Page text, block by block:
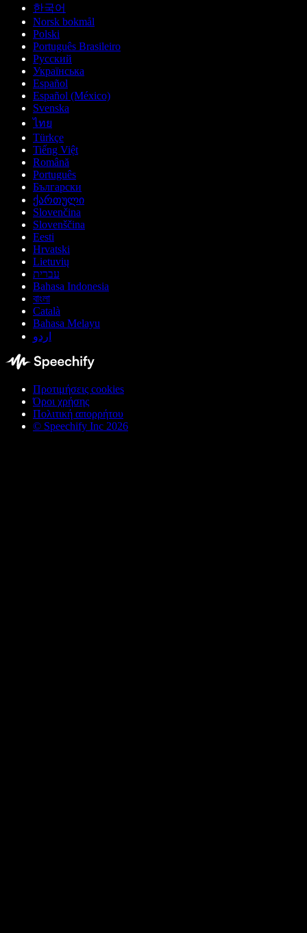
한국어
Norsk bokmål
Polski
Português Brasileiro
Русский
Українська
Español
Español (México)
Svenska
ไทย
Türkçe
Tiếng Việt
Română
Português
Български
ქართული
Slovenčina
Slovenščina
Eesti
Hrvatski
Lietuvių
עברית
Bahasa Indonesia
বাংলা
Català
Bahasa Melayu
اردو
Προτιμήσεις cookies
Όροι χρήσης
Πολιτική απορρήτου
© Speechify Inc 2026